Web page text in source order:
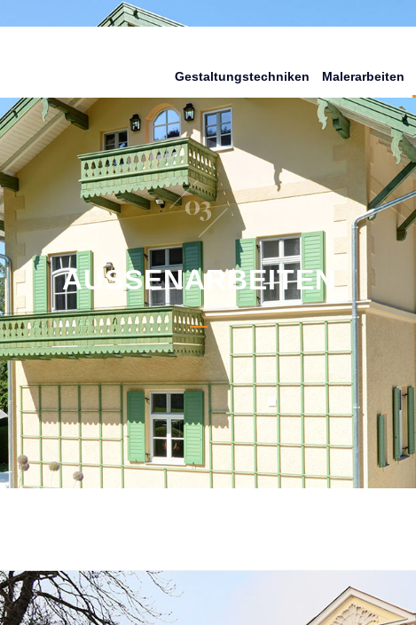
Gestaltungs­techniken
Maler­arbeiten
AUSSEN­ARBEITEN